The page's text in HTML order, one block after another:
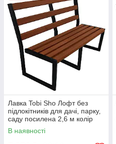
Лавка Tobi Sho Лофт без
підлокітників для дачі, парку,
саду посилена 2,6 м колір
макасар
В наявності